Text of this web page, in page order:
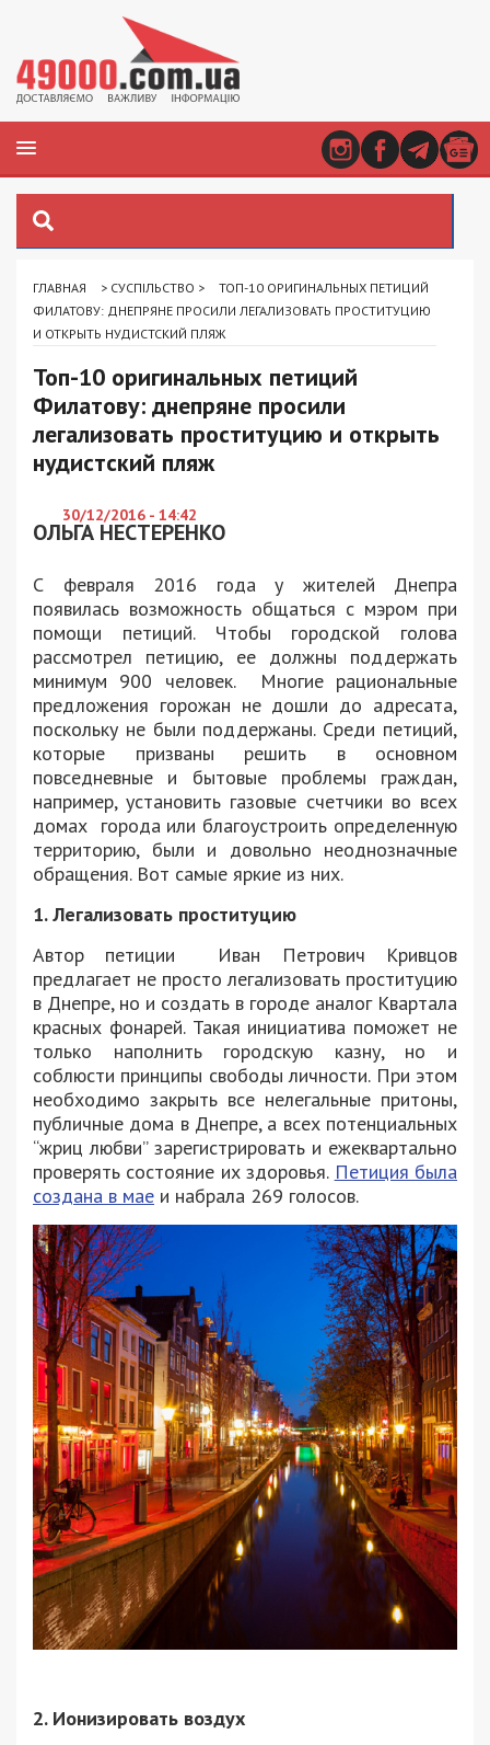
ГЛАВНАЯ > СУСПІЛЬСТВО >
ТОП-10 ОРИГИНАЛЬНЫХ ПЕТИЦИЙ
ФИЛАТОВУ: ДНЕПРЯНЕ ПРОСИЛИ ЛЕГАЛИЗОВАТЬ ПРОСТИТУЦИЮ
И ОТКРЫТЬ НУДИСТСКИЙ ПЛЯЖ
Топ-10 оригинальных петиций
Филатову: днепряне просили
легализовать проституцию и открыть
нудистский пляж
30/12/2016 - 14:42
ОЛЬГА НЕСТЕРЕНКО
С февраля 2016 года у жителей Днепра
появилась возможность общаться с мэром при
помощи петиций. Чтобы городской голова
рассмотрел петицию, ее должны поддержать
минимум 900 человек. Многие рациональные
предложения горожан не дошли до адресата,
поскольку не были поддержаны. Среди петиций,
которые призваны решить в основном
повседневные и бытовые проблемы граждан,
например, установить газовые счетчики во всех
домах города или благоустроить определенную
территорию, были и довольно неоднозначные
обращения. Вот самые яркие из них.
1. Легализовать проституцию
Автор петиции Иван Петрович Кривцов
предлагает не просто легализовать проституцию
в Днепре, но и создать в городе аналог Квартала
красных фонарей. Такая инициатива поможет не
только наполнить городскую казну, но и
соблюсти принципы свободы личности. При этом
необходимо закрыть все нелегальные притоны,
публичные дома в Днепре, а всех потенциальных
“жриц любви” зарегистрировать и ежеквартально
проверять состояние их здоровья. Петиция была
создана в мае и набрала 269 голосов.
2. Ионизировать воздух